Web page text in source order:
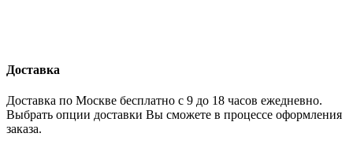
Доставка
Доставка по Москве бесплатно с 9 до 18 часов ежедневно.
Выбрать опции доставки Вы сможете в процессе оформления
заказа.